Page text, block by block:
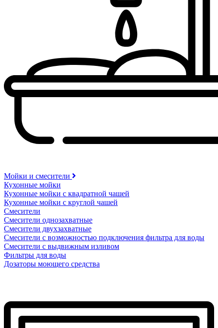
Мойки и смесители
Кухонные мойки
Кухонные мойки с квадратной чашей
Кухонные мойки с круглой чашей
Смесители
Смесители однозахватные
Смесители двухзахватные
Смесители с возможностью подключения фильтра для воды
Смесители с выдвижным изливом
Фильтры для воды
Дозаторы моющего средства